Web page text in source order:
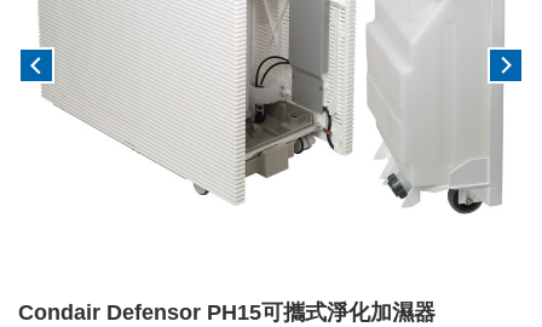
Condair Defensor PH15可攜式淨化加濕器